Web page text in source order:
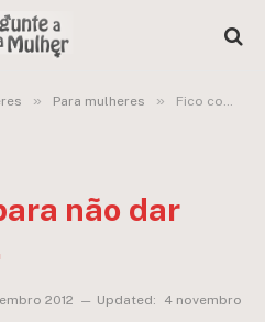
» Para mulheres » Fico com ele para não dar gosto a outra.
não dar
2012 Updated:
4 novembro